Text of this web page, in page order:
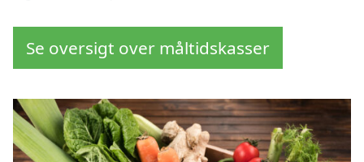
Se oversigt over måltidskasser